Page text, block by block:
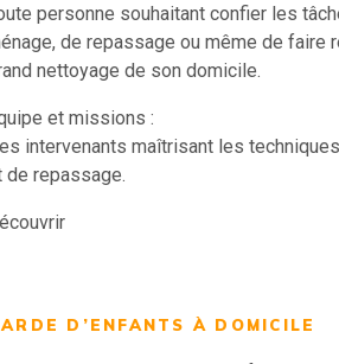
personne souhaitant confier les
de repassage ou même de faire
nettoyage de son domicile.
et missions :
intervenants maîtrisant les
de repassage.
D’ENFANTS À DOMICILE